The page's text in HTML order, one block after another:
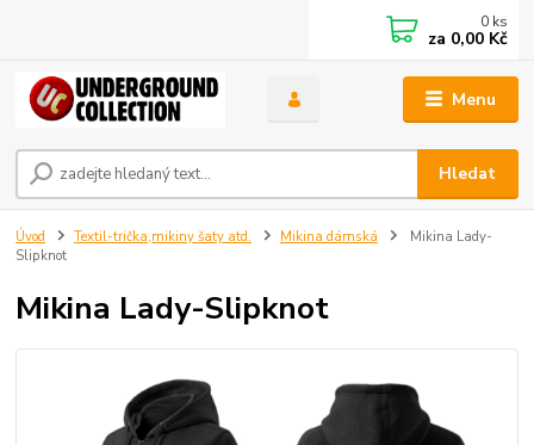
Menu
Hledat
0 ks
za 0,00 Kč
Úvod Textil-trička,mikiny šaty atd. Mikina dámská
Mikina Lady-
Slipknot
Mikina Lady-Slipknot